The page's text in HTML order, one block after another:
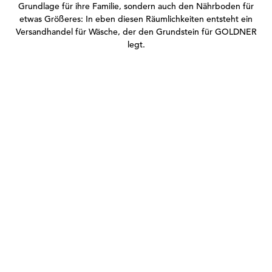
Grundlage für ihre Familie, sondern auch den Nährboden für
etwas Größeres: In eben diesen Räumlichkeiten entsteht ein
Versandhandel für Wäsche, der den Grundstein für GOLDNER
legt.